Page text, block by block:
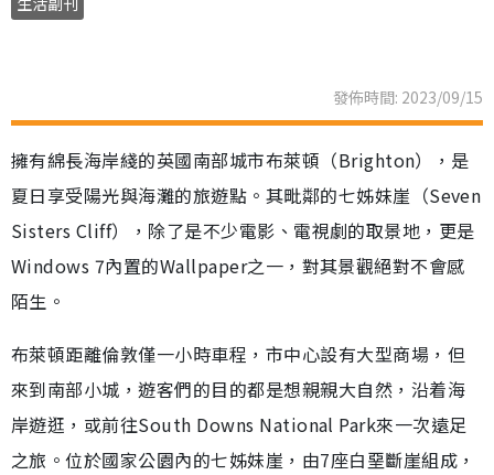
發佈時間: 2023/09/15
擁有綿長海岸綫的英國南部城市布萊頓（Brighton），是
夏日享受陽光與海灘的旅遊點。其毗鄰的七姊妹崖（Seven
Sisters Cliff），除了是不少電影、電視劇的取景地，更是
Windows 7內置的Wallpaper之一，對其景觀絕對不會感
陌生。
布萊頓距離倫敦僅一小時車程，市中心設有大型商場，但
來到南部小城，遊客們的目的都是想親親大自然，沿着海
岸遊逛，或前往South Downs National Park來一次遠足
之旅。位於國家公園內的七姊妹崖，由7座白堊斷崖組成，